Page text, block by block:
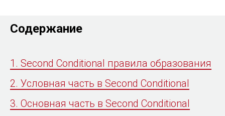
Содержание
1. Second Conditional правила образования
2. Условная часть в Second Conditional
3. Основная часть в Second Conditional